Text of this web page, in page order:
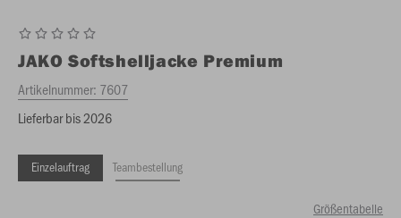
JAKO Softshelljacke Premium
Artikelnummer: 7607
Lieferbar bis 2026
Einzelauftrag Teambestellung
Größentabelle